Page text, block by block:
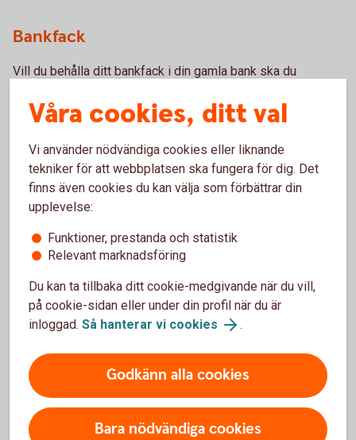
Bankfack
Vill du behålla ditt bankfack i din gamla bank ska du
Uppgifter om anslutna autogiron
Privatgiroblanketter som ska makuleras och avslutas.
Meddela om du nyligen har skickat ett
kontoavslut till dess att betalningsuppdraget är utfört.
Bankbok och checkar som ska makuleras.
Läs mer på Bankföreningens webbplats, nedan:
Byta bank (swedishbankers.se)
Innan du byter, kolla din
internetbank!
Våra cookies, ditt val
Vi använder nödvändiga cookies eller liknande
tekniker för att webbplatsen ska fungera för dig. Det
finns även cookies du kan välja som förbättrar din
upplevelse:
Funktioner, prestanda och statistik
Relevant marknadsföring
Du kan ta tillbaka ditt cookie-medgivande när du vill,
på cookie-sidan eller under din profil när du är
inloggad. Så hanterar vi cookies .
Godkänn alla cookies
Bara nödvändiga cookies